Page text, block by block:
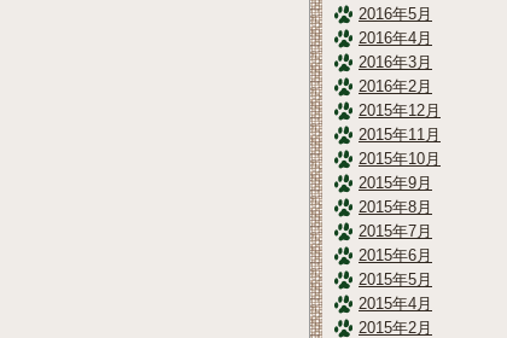
2016年5月
2016年4月
2016年3月
2016年2月
2015年12月
2015年11月
2015年10月
2015年9月
2015年8月
2015年7月
2015年6月
2015年5月
2015年4月
2015年2月